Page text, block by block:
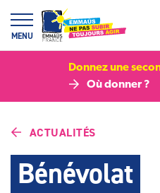
MENU
Donnez une
Où donner ?
ACTUALITÉS
Bénévolat
Panneau de gestion des cookies